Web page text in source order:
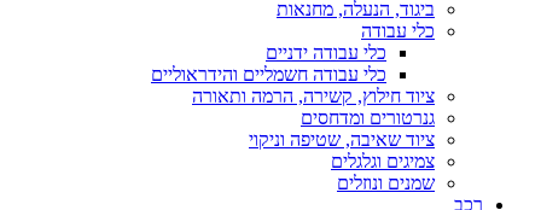
ביגוד, הנעלה, מחנאות
כלי עבודה
כלי עבודה ידניים
כלי עבודה חשמליים והידראוליים
ציוד חילוץ, קשירה, הרמה ותאורה
גנרטורים ומדחסים
ציוד שאיבה, שטיפה וניקוי
צמיגים וגלגלים
שמנים ונוזלים
רכב